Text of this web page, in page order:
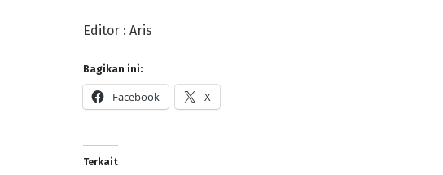
Editor : Aris
Bagikan ini:
Facebook X
Terkait